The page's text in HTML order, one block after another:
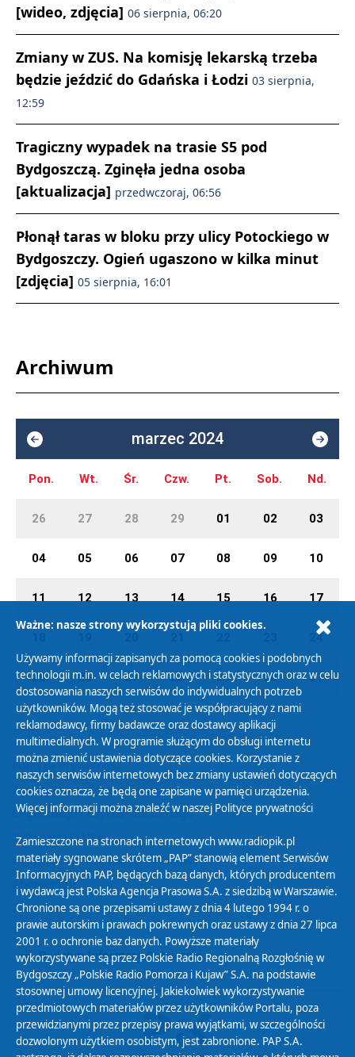
[wideo, zdjęcia] 06 sierpnia, 06:20
Zmiany w ZUS. Na komisję lekarską trzeba
będzie jeździć do Gdańska i Łodzi 03 sierpnia,
12:59
Tragiczny wypadek na trasie S5 pod
Bydgoszczą. Zginęła jedna osoba
[aktualizacja] przedwczoraj, 06:56
Płonął taras w bloku przy ulicy Potockiego w
Bydgoszczy. Ogień ugaszono w kilka minut
[zdjęcia] 05 sierpnia, 16:01
Archiwum
marzec 2024
Pon. Wt. Śr. Czw. Pt. Sob. Nd.
26 27 28 29 01 02 03
04 05 06 07 08 09 10
11 12 13 14 15 16 17
24
25 26 27 28 29 30 31
Polityka Prywatności
Zasady korzystania z Serwisu
Organizacje Pożytku Publicznego
Cyfryzacja DAB+
Polityka ochrony danych osobowych
Abonament
Zamówienia publiczne
Biuletyn Informacji Publicznej
Ważne: nasze strony wykorzystują pliki cookies.
Używamy informacji zapisanych za pomocą cookies i podobnych
technologii m.in. w celach reklamowych i statystycznych oraz w celu
dostosowania naszych serwisów do indywidualnych potrzeb
użytkowników. Mogą też stosować je współpracujący z nami
reklamodawcy, firmy badawcze oraz dostawcy aplikacji
multimedialnych. W programie służącym do obsługi internetu
można zmienić ustawienia dotyczące cookies. Korzystanie z
naszych serwisów internetowych bez zmiany ustawień dotyczących
cookies oznacza, że będą one zapisane w pamięci urządzenia.
Więcej informacji można znaleźć w naszej Polityce prywatności
Zamieszczone na stronach internetowych www.radiopik.pl
materiały sygnowane skrótem „PAP” stanowią element Serwisów
Informacyjnych PAP, będących bazą danych, których producentem
i wydawcą jest Polska Agencja Prasowa S.A. z siedzibą w Warszawie.
Chronione są one przepisami ustawy z dnia 4 lutego 1994 r. o
prawie autorskim i prawach pokrewnych oraz ustawy z dnia 27 lipca
2001 r. o ochronie baz danych. Powyższe materiały
wykorzystywane są przez Polskie Radio Regionalną Rozgłośnię w
Bydgoszczy „Polskie Radio Pomorza i Kujaw” S.A. na podstawie
stosownej umowy licencyjnej. Jakiekolwiek wykorzystywanie
przedmiotowych materiałów przez użytkowników Portalu, poza
przewidzianymi przez przepisy prawa wyjątkami, w szczególności
dozwolonym użytkiem osobistym, jest zabronione. PAP S.A.